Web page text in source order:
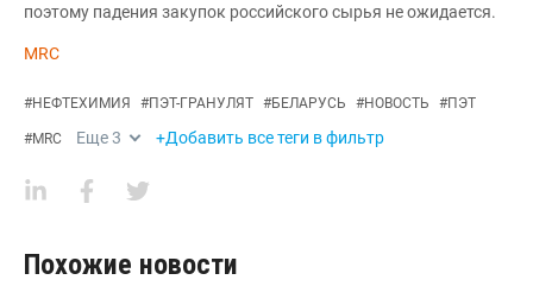
поэтому падения закупок российского сырья не ожидается.
MRC
#НЕФТЕХИМИЯ #ПЭТ-ГРАНУЛЯТ #БЕЛАРУСЬ #НОВОСТЬ #ПЭТ
#MRC Еще3 +Добавить все теги в фильтр
Похожие новости